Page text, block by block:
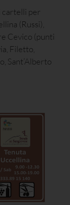
cartelli per
(Russi),
Cevico (punti
Filetto,
Sant’Alberto